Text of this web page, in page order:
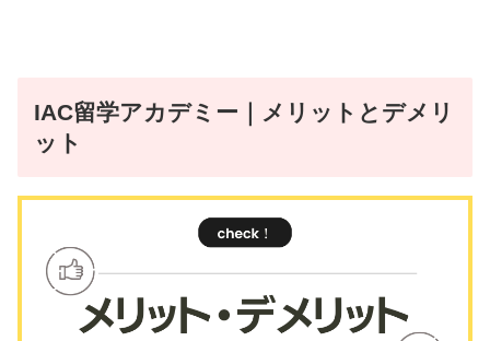
IAC留学アカデミー ｜メリットとデメリ
ット